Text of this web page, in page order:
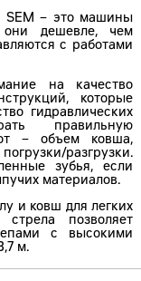
SEM – это машины
они дешевле, чем
с работами
на качество
которые
гидравлических
правильную
– объем ковша,
разгрузки.
зубья, если
материалов.
и ковш для легких
позволяет
с высокими
м.